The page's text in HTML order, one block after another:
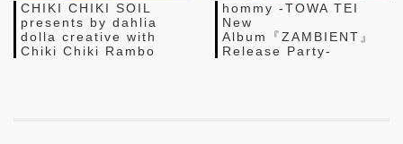
CHIKI CHIKI SOIL
presents by dahlia
dolla creative with
Chiki Chiki Rambo
hommy -TOWA TEI
New
Album『ZAMBIENT』
Release Party-